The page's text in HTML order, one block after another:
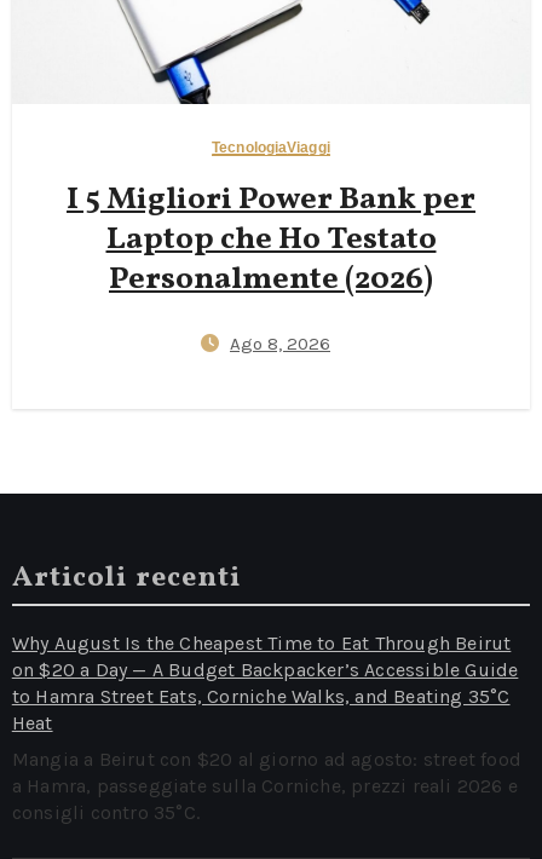
TecnologiaViaggi
I 5 Migliori Power Bank per
Laptop che Ho Testato
Personalmente (2026)
Ago 8, 2026
Articoli recenti
Why August Is the Cheapest Time to Eat Through Beirut
on $20 a Day — A Budget Backpacker’s Accessible Guide
to Hamra Street Eats, Corniche Walks, and Beating 35°C
Heat
Mangia a Beirut con $20 al giorno ad agosto: street food
a Hamra, passeggiate sulla Corniche, prezzi reali 2026 e
consigli contro 35°C.